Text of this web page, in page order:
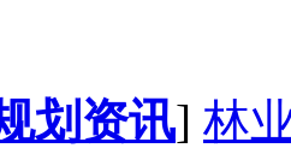
划资讯] 林